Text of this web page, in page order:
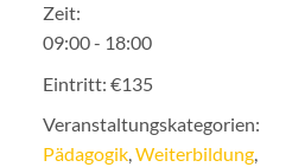
Zeit:
09:00 - 18:00
Eintritt: €135
Veranstaltungskategorien:
Pädagogik,Weiterbildung,